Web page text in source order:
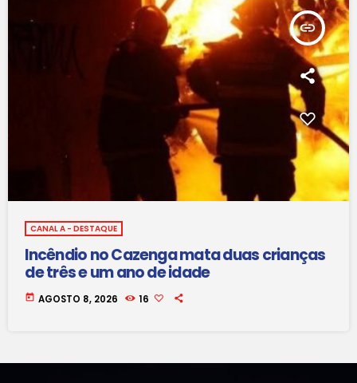
insert_link
CANAL A - DESTAQUE
Incêndio no Cazenga mata duas crianças
de três e um ano de idade
today AGOSTO 8, 2026 16